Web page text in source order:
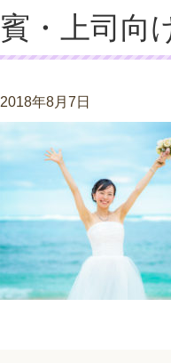
賓・上司向
2018年8月7日